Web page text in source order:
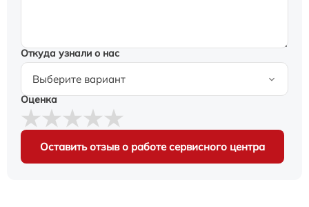
Откуда узнали о нас
Оценка
Оставить отзыв о работе сервисного центра